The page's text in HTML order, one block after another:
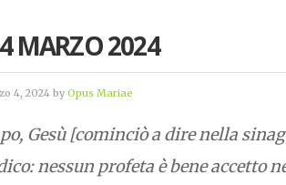
MARZO 2024
4, 2024 by Opus Mariae
Gesù [cominciò a dire nella
nessun profeta è bene accetto